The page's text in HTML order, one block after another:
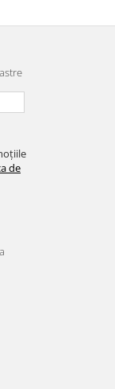
de